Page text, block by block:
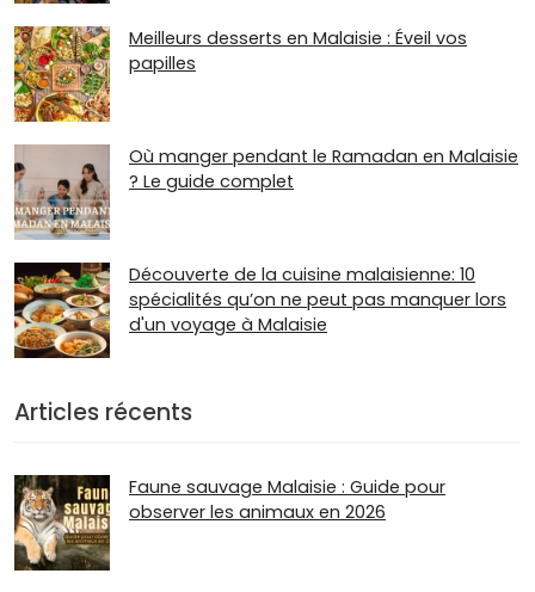
Meilleurs desserts en Malaisie : Éveil vos
papilles
Où manger pendant le Ramadan en Malaisie
? Le guide complet
Découverte de la cuisine malaisienne: 10
spécialités qu’on ne peut pas manquer lors
d'un voyage à Malaisie
Articles récents
Faune sauvage Malaisie : Guide pour
observer les animaux en 2026